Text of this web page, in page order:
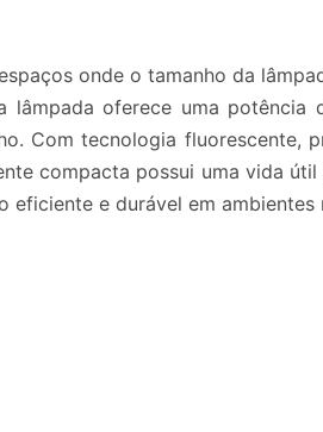
onde o tamanho da
lâmpada oferece uma
Com tecnologia
compacta possui uma vida
eficiente e durável em